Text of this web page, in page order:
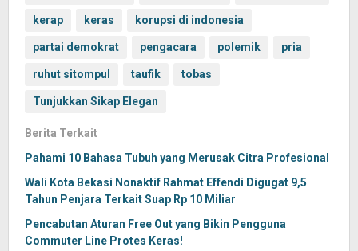
kerap keras korupsi di indonesia
partai demokrat pengacara polemik pria
ruhut sitompul taufik tobas
Tunjukkan Sikap Elegan
Berita Terkait
Pahami 10 Bahasa Tubuh yang Merusak Citra Profesional
Wali Kota Bekasi Nonaktif Rahmat Effendi Digugat 9,5
Tahun Penjara Terkait Suap Rp 10 Miliar
Pencabutan Aturan Free Out yang Bikin Pengguna
Commuter Line Protes Keras!